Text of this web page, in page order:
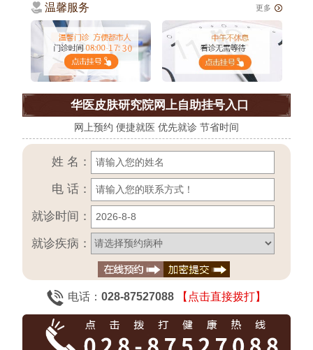
温馨服务 更多
华医皮肤研究院网上自助挂号入口
网上预约 便捷就医 优先就诊 节省时间
姓 名：
电 话：
就诊时间：
就诊疾病：
电话： 028-87527088 【点击直接拨打】